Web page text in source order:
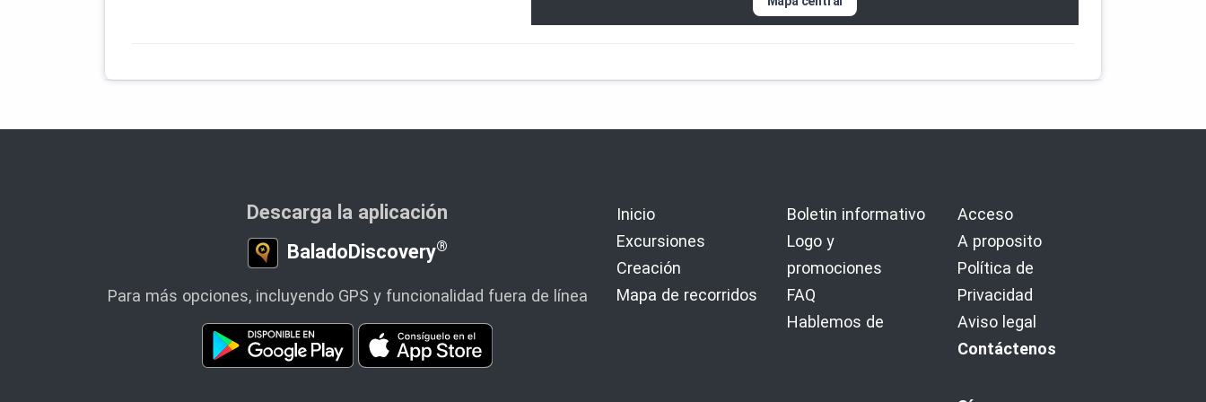
Descarga la aplicación
BaladoDiscovery®
Para más opciones, incluyendo GPS y funcionalidad fuera de línea
Inicio
Excursiones
Creación
Mapa de recorridos
Boletin informativo
Logo y
promociones
FAQ
Hablemos de
Acceso
A proposito
Política de
Privacidad
Aviso legal
Contáctenos